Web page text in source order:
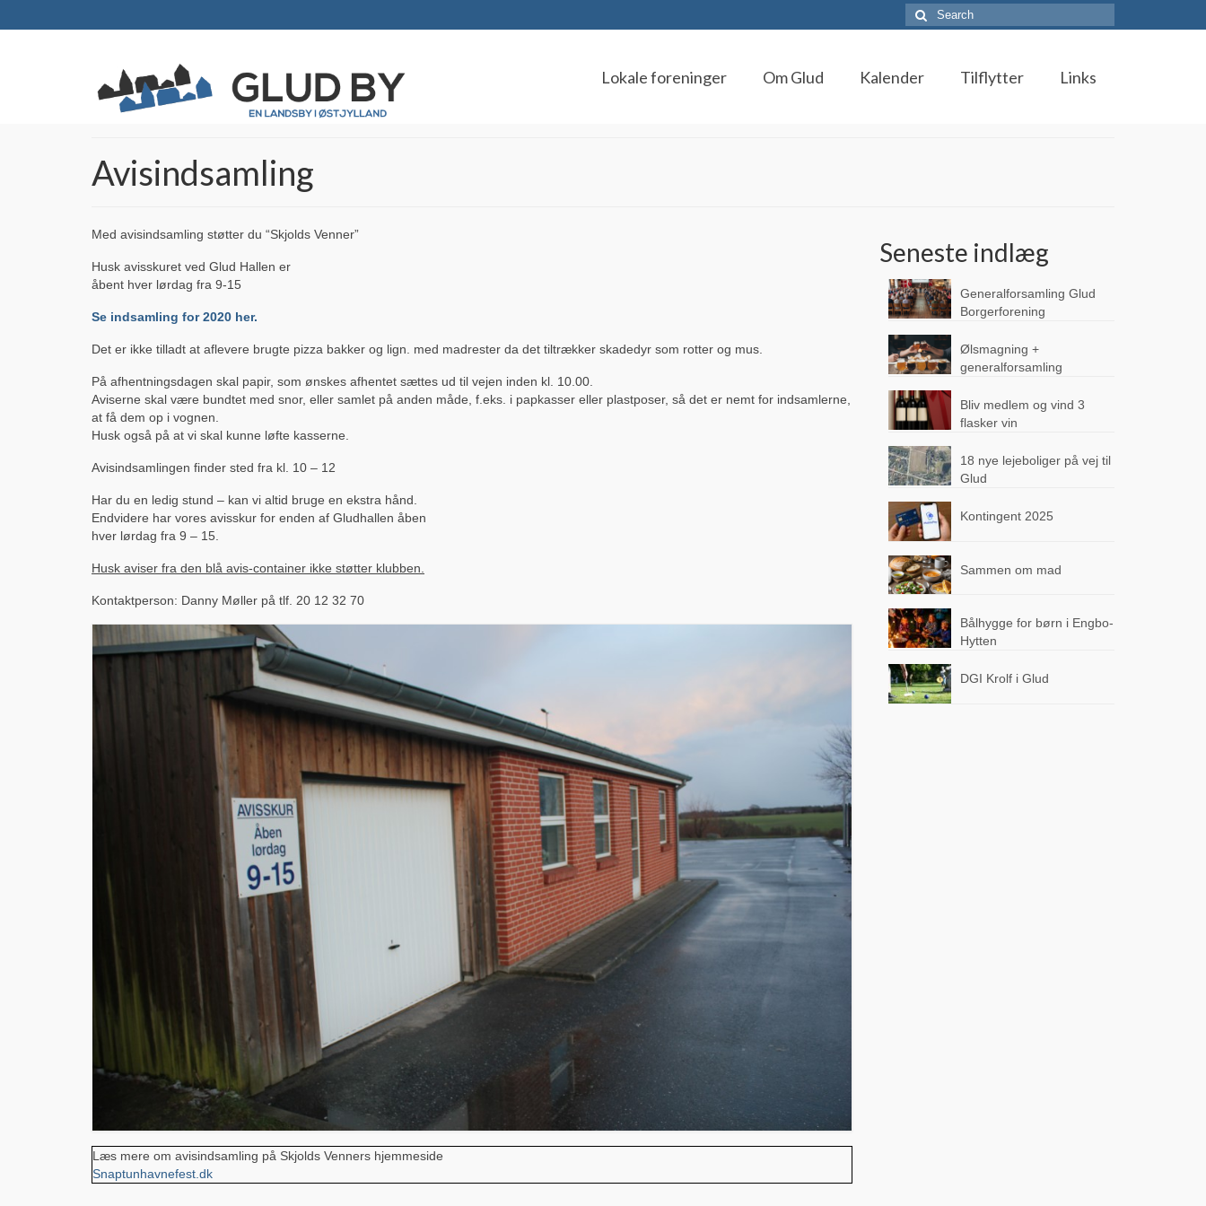
Search
for:
Lokale foreninger Om Glud Kalender Tilflytter Links
Avisindsamling
Med avisindsamling støtter du “Skjolds Venner”
Husk avisskuret ved Glud Hallen er
åbent hver lørdag fra 9-15
Se indsamling for 2020 her.
Det er ikke tilladt at aflevere brugte pizza bakker og lign. med madrester da det tiltrækker skadedyr som rotter og mus.
På afhentningsdagen skal papir, som ønskes afhentet sættes ud til vejen inden kl. 10.00.
Aviserne skal være bundtet med snor, eller samlet på anden måde, f.eks. i papkasser eller plastposer, så det er nemt for indsamlerne,
at få dem op i vognen.
Husk også på at vi skal kunne løfte kasserne.
Avisindsamlingen finder sted fra kl. 10 – 12
Har du en ledig stund – kan vi altid bruge en ekstra hånd.
Endvidere har vores avisskur for enden af Gludhallen åben
hver lørdag fra 9 – 15.
Husk aviser fra den blå avis-container ikke støtter klubben.
Kontaktperson: Danny Møller på tlf. 20 12 32 70
Læs mere om avisindsamling på Skjolds Venners hjemmeside
Snaptunhavnefest.dk
Seneste indlæg
Generalforsamling Glud
Borgerforening
Ølsmagning +
generalforsamling
Bliv medlem og vind 3
flasker vin
18 nye lejeboliger på vej til
Glud
Kontingent 2025
Sammen om mad
Bålhygge for børn i Engbo-
Hytten
DGI Krolf i Glud